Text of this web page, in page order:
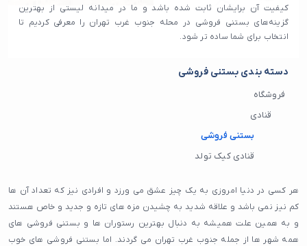
کیفیت آن برایشان ثابت شده باشد و ما در میدانه لیستی از بهترین
گزینه‌های بستنی فروشی در محله جنوب غرب تهران را معرفی کردیم تا
انتخاب برای شما ساده‌ تر شود.
دسته بندی بستنی فروشی
فروشگاه
قنادی
بستنی فروشی
قنادی کیک تولد
هر کسی در دنیا امروزی به یک چیز عشق می ورزد و افرادی نیز که تعداد آن ها
کم نیز نمی باشد و علاقه شدید به چشیدن مزه های تازه و جدید و خاص هستند
و به همین علت همیشه به دنبال بهترین رستوران ها و بستنی فروشی های
همه شهر ها از جمله جنوب غرب تهران می گردند. اما بستنی فروشی های خوب